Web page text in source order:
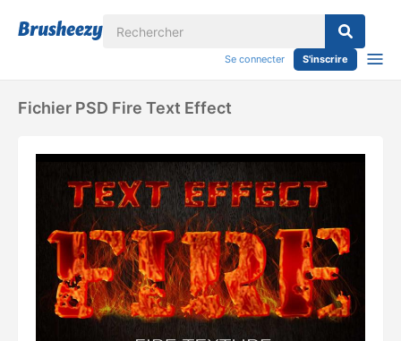
Se connecter S'inscrire
Fichier PSD Fire Text Effect